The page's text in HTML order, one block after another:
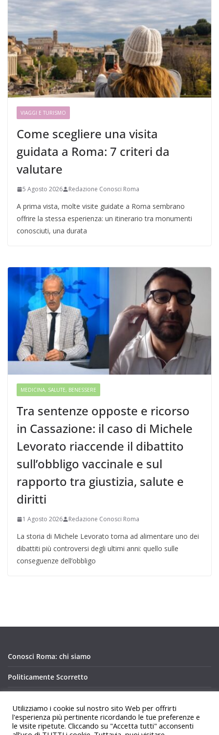
VIAGGI E TURISMO
Come scegliere una visita
guidata a Roma: 7 criteri da
valutare
5 Agosto 2026 Redazione Conosci Roma
A prima vista, molte visite guidate a Roma sembrano
offrire la stessa esperienza: un itinerario tra monumenti
conosciuti, una durata
MEDICINA, SALUTE, BENESSERE
Tra sentenze opposte e ricorso
in Cassazione: il caso di Michele
Levorato riaccende il dibattito
sull’obbligo vaccinale e sul
rapporto tra giustizia, salute e
diritti
1 Agosto 2026 Redazione Conosci Roma
La storia di Michele Levorato torna ad alimentare uno dei
dibattiti più controversi degli ultimi anni: quello sulle
conseguenze dell’obbligo
Conosci Roma: chi siamo
Politicamente Scorretto
Utilizziamo i cookie sul nostro sito Web per offrirti
l'esperienza più pertinente ricordando le tue preferenze e
le visite ripetute. Cliccando su "Accetta tutti" acconsenti